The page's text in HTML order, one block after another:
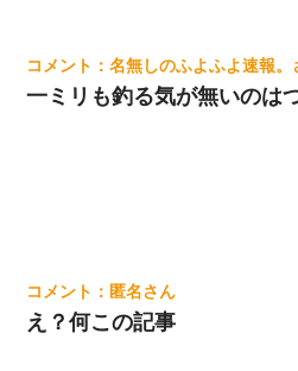
名無しのふよふよ速報。
一ミリも釣る気が無いのは
匿名
え？何この記事